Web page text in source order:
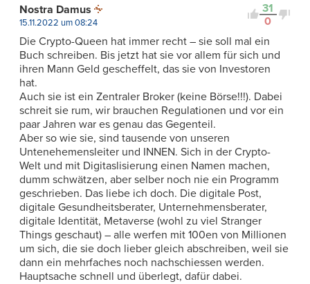
31
0
Nostra Damus
15.11.2022 um 08:24
Die Crypto-Queen hat immer recht – sie soll mal ein
Buch schreiben. Bis jetzt hat sie vor allem für sich und
ihren Mann Geld gescheffelt, das sie von Investoren
hat.
Auch sie ist ein Zentraler Broker (keine Börse!!!). Dabei
schreit sie rum, wir brauchen Regulationen und vor ein
paar Jahren war es genau das Gegenteil.
Aber so wie sie, sind tausende von unseren
Untenehemensleiter und INNEN. Sich in der Crypto-
Welt und mit Digitaslisierung einen Namen machen,
dumm schwätzen, aber selber noch nie ein Programm
geschrieben. Das liebe ich doch. Die digitale Post,
digitale Gesundheitsberater, Unternehmensberater,
digitale Identität, Metaverse (wohl zu viel Stranger
Things geschaut) – alle werfen mit 100en von Millionen
um sich, die sie doch lieber gleich abschreiben, weil sie
dann ein mehrfaches noch nachschiessen werden.
Hauptsache schnell und überlegt, dafür dabei.